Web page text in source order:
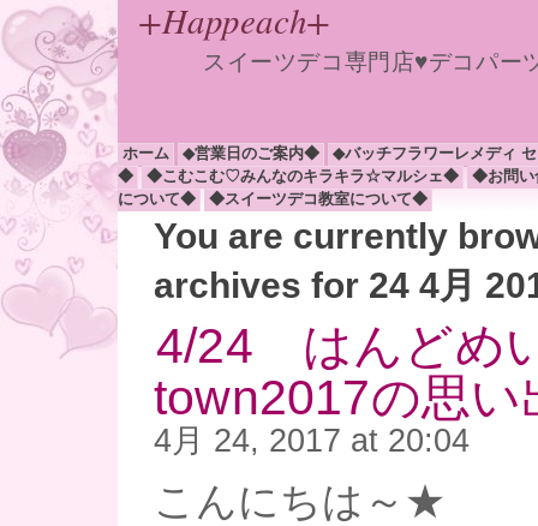
+Happeach+
スイーツデコ専門店♥デコパ
ホーム ◆営業日のご案内◆
◆バッチフラワーレメディ
◆
◆こむこむ♡みんなのキラキラ☆マルシェ◆
◆お問
について◆
◆スイーツデコ教室について◆
You are currently
archives for 24 4月
4/24 はんどめ
town2017の思い
4月 24, 2017 at 20:04
こんにちは～★